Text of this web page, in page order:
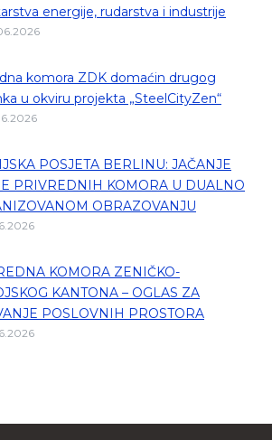
energije, rudarstva i industrije
komora ZDK domaćin drugog
u okviru projekta „SteelCityZen“
POSJETA BERLINU: JAČANJE
PRIVREDNIH KOMORA U DUALNO
OBRAZOVANJU
KOMORA ZENIČKO-
KANTONA – OGLAS ZA
POSLOVNIH PROSTORA